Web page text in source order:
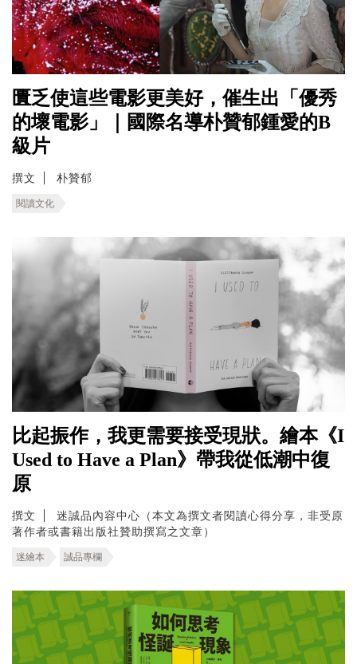
匱乏使這些電影更美好，催生出「優秀
的壞電影」｜國際名導朴贊郁鍾愛的B
級片
撰文 朴贊郁
閱讀文化
比起振作，我更需要接受現狀。繪本《I
Used to Have a Plan》帶我從低潮中復
原
撰文
迷誠品內容中心（本文為撰文者閱讀心得分享，非受原
著作者或書籍出版社贊助撰寫之文章）
迷繪本 誠品專欄